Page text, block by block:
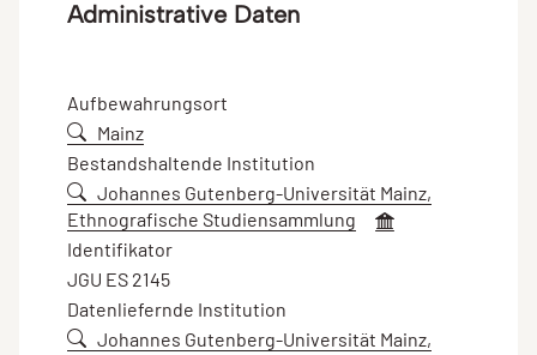
Administrative Daten
Aufbewahrungsort
Mainz
Bestandshaltende Institution
Johannes Gutenberg-Universität Mainz,
Ethnografische Studiensammlung
Identifikator
JGU ES 2145
Datenliefernde Institution
Johannes Gutenberg-Universität Mainz,